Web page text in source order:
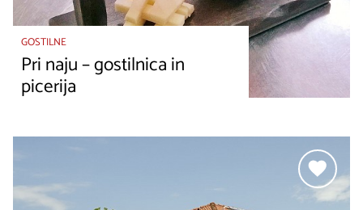
GOSTILNE
Pri naju – gostilnica in
picerija